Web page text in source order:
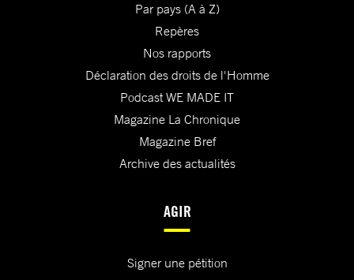
Par pays (A à Z)
Repères
Nos rapports
Déclaration des droits de l'Homme
Podcast WE MADE IT
Magazine La Chronique
Magazine Bref
Archive des actualités
AGIR
Signer une pétition